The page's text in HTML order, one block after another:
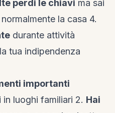
perdi le chiavi ma sai
la casa 4.
durante attività
tua indipendenza
importanti
in luoghi familiari 2. Hai